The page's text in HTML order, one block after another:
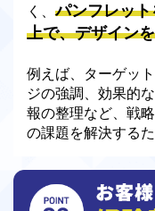
く、パンフレッ
上で、デザイン
例えば、ターゲッ
ジの強調、効果的
報の整理など、戦
の課題を解決する